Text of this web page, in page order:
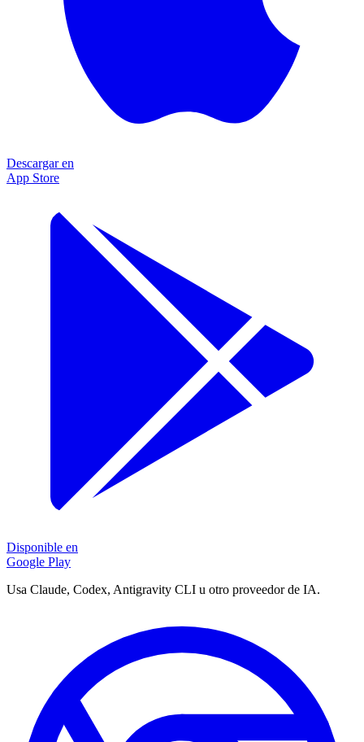
Descargar en
App Store
Disponible en
Google Play
Usa Claude, Codex, Antigravity CLI u otro proveedor de IA.